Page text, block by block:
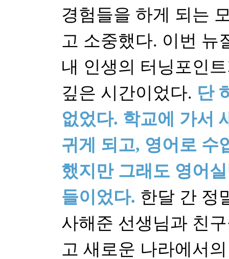
경험들을 하게 되는
고 소중했다. 이번 뉴
내 인생의 터닝포인
깊은 시간이었다. 단
없었다. 학교에 가서
귀게 되고, 영어로 수
했지만 그래도 영어
들이었다. 한달 간 정
사해준 선생님과 친
고 새로운 나라에서